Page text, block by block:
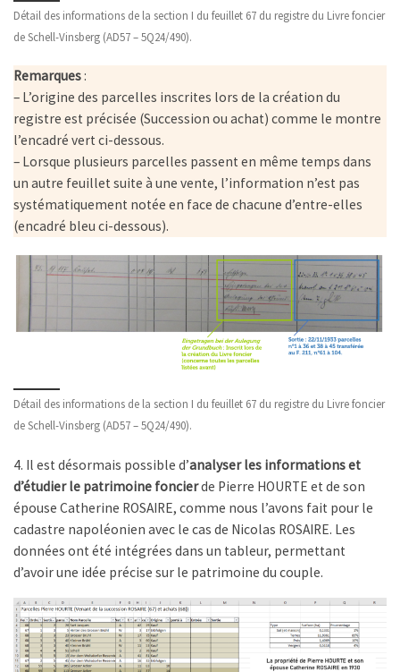
Détail des informations de la section I du feuillet 67 du registre du Livre foncier
de Schell-Vinsberg (AD57 – 5Q24/490).
Remarques :
– L’origine des parcelles inscrites lors de la création du
registre est précisée (Succession ou achat) comme le montre
l’encadré vert ci-dessous.
– Lorsque plusieurs parcelles passent en même temps dans
un autre feuillet suite à une vente, l’information n’est pas
systématiquement notée en face de chacune d’entre-elles
(encadré bleu ci-dessous).
Détail des informations de la section I du feuillet 67 du registre du Livre foncier
de Schell-Vinsberg (AD57 – 5Q24/490).
4. Il est désormais possible d’analyser les informations et
d’étudier le patrimoine foncierde Pierre HOURTE et de son
épouse Catherine ROSAIRE, comme nous l’avons fait pour le
cadastre napoléonien avec le cas de Nicolas ROSAIRE. Les
données ont été intégrées dans un tableur, permettant
d’avoir une idée précise sur le patrimoine du couple.